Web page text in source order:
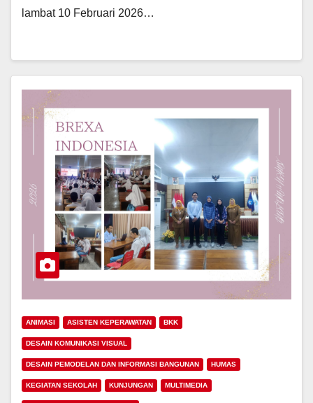
lambat 10 Februari 2026…
ANIMASI ASISTEN KEPERAWATAN BKK
DESAIN KOMUNIKASI VISUAL
DESAIN PEMODELAN DAN INFORMASI BANGUNAN HUMAS
KEGIATAN SEKOLAH KUNJUNGAN MULTIMEDIA